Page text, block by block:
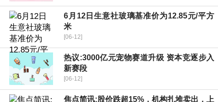
6月12日生意社玻璃基准价为12.85元/平方
米
[06-12]
热议:3000亿元宠物赛道升级 资本竞逐步入
新赛段
[06-12]
焦点简讯:股价跌超15%，机构扎堆卖出，上